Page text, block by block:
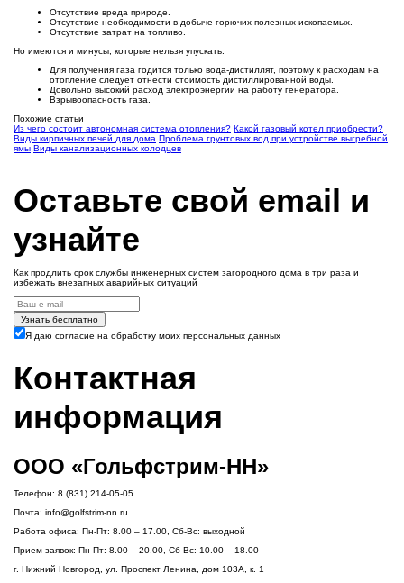
Отсутствие вреда природе.
Отсутствие необходимости в добыче горючих полезных ископаемых.
Отсутствие затрат на топливо.
Но имеются и минусы, которые нельзя упускать:
Для получения газа годится только вода-дистиллят, поэтому к расходам на
отопление следует отнести стоимость дистиллированной воды.
Довольно высокий расход электроэнергии на работу генератора.
Взрывоопасность газа.
Похожие статьи
Из чего состоит автономная система отопления? Какой газовый котел приобрести?
Виды кирпичных печей для дома Проблема грунтовых вод при устройстве выгребной
ямы Виды канализационных колодцев
Оставьте свой email и
узнайте
Как продлить срок службы инженерных систем загородного дома в три раза и
избежать внезапных аварийных ситуаций
Узнать бесплатно
Я даю согласие на обработку моих персональных данных
Контактная
информация
ООО «Гольфстрим-НН»
Телефон: 8 (831) 214-05-05
Почта: info@golfstrim-nn.ru
Работа офиса: Пн-Пт: 8.00 – 17.00, Сб-Вс: выходной
Прием заявок: Пн-Пт: 8.00 – 20.00, Сб-Вс: 10.00 – 18.00
г. Нижний Новгород, ул. Проспект Ленина, дом 103А, к. 1